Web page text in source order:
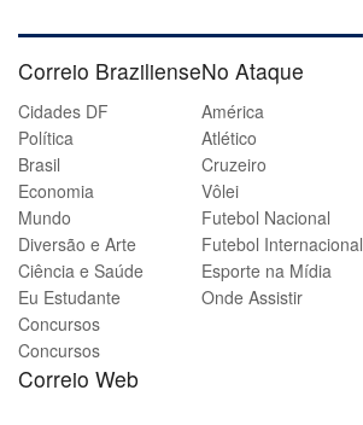
Correio Braziliense
Cidades DF
Política
Brasil
Economia
Mundo
Diversão e Arte
Ciência e Saúde
Eu Estudante
Concursos
Concursos
Correio Web
No Ataque
América
Atlético
Cruzeiro
Vôlei
Futebol Nacional
Futebol Internacional
Esporte na Mídia
Onde Assistir